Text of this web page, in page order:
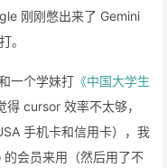
刚刚憋出来了 Gemini
。
一个学妹打 《中国大学生
得 cursor 效率不太够，
手机卡和信用卡），我
会员来用（然后用了不